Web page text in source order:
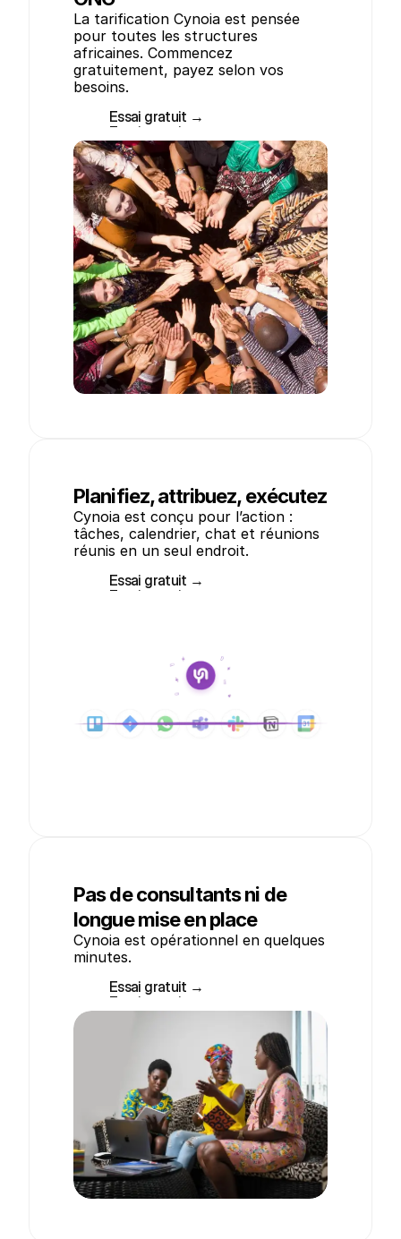
La tarification Cynoia est pensée
pour toutes les structures
africaines. Commencez
gratuitement, payez selon vos
besoins.
Essai gratuit →
Essai gratuit →
Planifiez, attribuez, exécutez
Cynoia est conçu pour l’action :
tâches, calendrier, chat et réunions
réunis en un seul endroit.
Essai gratuit →
Essai gratuit →
Pas de consultants ni de
longue mise en place
Cynoia est opérationnel en quelques
minutes.
Essai gratuit →
Essai gratuit →